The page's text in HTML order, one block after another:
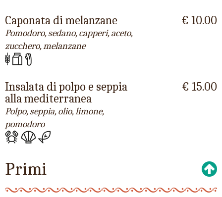
Caponata di melanzane
Pomodoro, sedano, capperi, aceto,
zucchero, melanzane
€ 10.00
Insalata di polpo e seppia
alla mediterranea
Polpo, seppia, olio, limone,
pomodoro
€ 15.00
Primi